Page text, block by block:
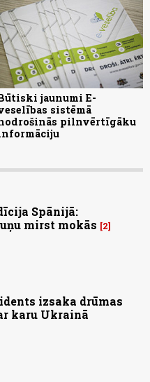
jaunumi E-
sistēmā
pilnvērtīgāku
Spānijā:
mirst mokās
2
izsaka drūmas
karu Ukrainā